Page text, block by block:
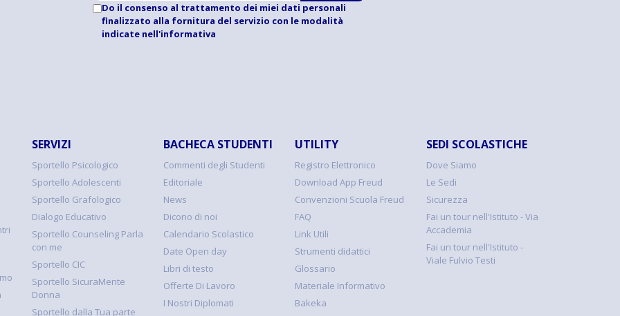
Do il consenso al trattamento dei miei dati personali
finalizzato alla fornitura del servizio con le modalità
indicate nell'informativa
SERVIZI
Sportello Psicologico
Sportello Adolescenti
Sportello Grafologico
Dialogo Educativo
Sportello Counseling Parla
con me
Sportello CIC
Sportello SicuraMente
Donna
Sportello dalla Tua parte
BACHECA STUDENTI
Commenti degli Studenti
Editoriale
News
Dicono di noi
Calendario Scolastico
Date Open day
Libri di testo
Offerte Di Lavoro
I Nostri Diplomati
UTILITY
Registro Elettronico
Download App Freud
Convenzioni Scuola Freud
FAQ
Link Utili
Strumenti didattici
Glossario
Materiale Informativo
Bakeka
SEDI SCOLASTICHE
Dove Siamo
Le Sedi
Sicurezza
Fai un tour nell'Istituto - Via
Accademia
Fai un tour nell'Istituto -
Viale Fulvio Testi